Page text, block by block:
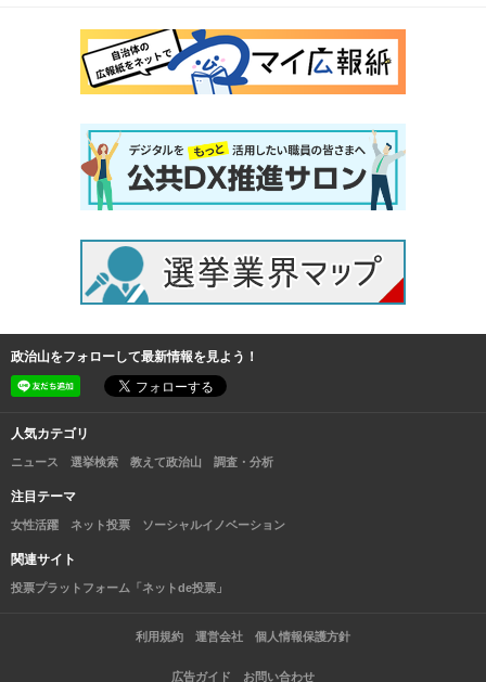
政治山をフォローして最新情報を見よう！
人気カテゴリ
ニュース 選挙検索 教えて政治山 調査・分析
注目テーマ
女性活躍 ネット投票 ソーシャルイノベーション
関連サイト
投票プラットフォーム「ネットde投票」
利用規約 運営会社 個人情報保護方針
広告ガイド お問い合わせ